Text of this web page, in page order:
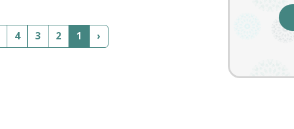
‹
1
2
3
4